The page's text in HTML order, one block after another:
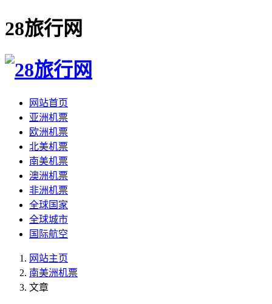
28旅行网
网站首页
亚洲机票
欧洲机票
北美机票
南美机票
澳洲机票
非洲机票
全球国家
全球城市
国际航空
网站主页
南美洲机票
文章